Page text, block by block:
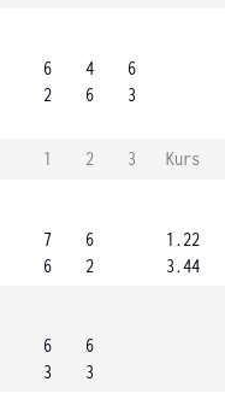
6
2
4
6
6
3
1 2 3
Kurs
7
6
6
2
1.22
3.44
6
3
6
3